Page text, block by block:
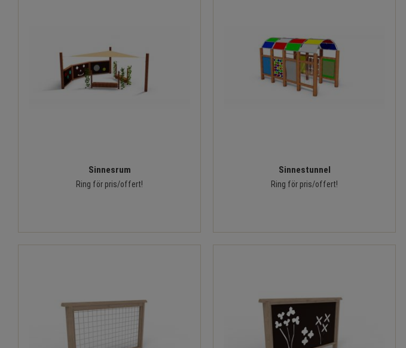
Sinnesrum
Ring för pris/offert!
Sinnestunnel
Ring för pris/offert!